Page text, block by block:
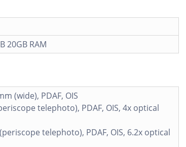
20GB RAM
(wide), PDAF, OIS
telephoto), PDAF, OIS, 4x optical
telephoto), PDAF, OIS, 6.2x optical